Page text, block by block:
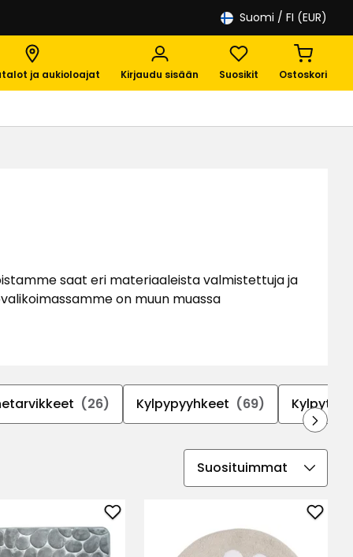
Suomi / FI (EUR)
ja aukioloajat Kirjaudu sisään Suosikit Ostoskori
saat eri materiaaleista valmistettuja ja
on muun muassa
(26) Kylpypyyhkeet (69)
Valitse
Lisää
Kylpyhuonematto
Lisää